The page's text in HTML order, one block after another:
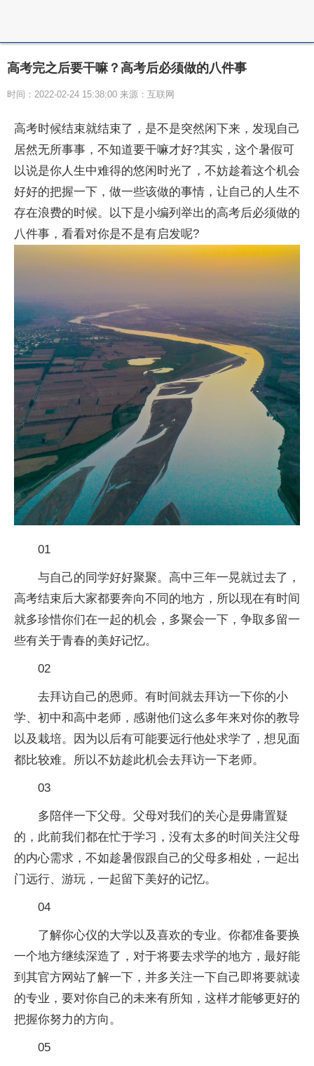
高考完之后要干嘛？高考后必须做的八件事
时间：2022-02-24 15:38:00 来源：互联网
高考时候结束就结束了，是不是突然闲下来，发现自己
居然无所事事，不知道要干嘛才好?其实，这个暑假可
以说是你人生中难得的悠闲时光了，不妨趁着这个机会
好好的把握一下，做一些该做的事情，让自己的人生不
存在浪费的时候。以下是小编列举出的高考后必须做的
八件事，看看对你是不是有启发呢?
01
与自己的同学好好聚聚。高中三年一晃就过去了，
高考结束后大家都要奔向不同的地方，所以现在有时间
就多珍惜你们在一起的机会，多聚会一下，争取多留一
些有关于青春的美好记忆。
02
去拜访自己的恩师。有时间就去拜访一下你的小
学、初中和高中老师，感谢他们这么多年来对你的教导
以及栽培。因为以后有可能要远行他处求学了，想见面
都比较难。所以不妨趁此机会去拜访一下老师。
03
多陪伴一下父母。父母对我们的关心是毋庸置疑
的，此前我们都在忙于学习 ，没有太多的时间关注父母
的内心需求，不如趁暑假跟自己的父母多相处，一起出
门远行、游玩，一起留下美好的记忆。
04
了解你心仪的大学以及喜欢的专业。你都准备要换
一个地方继续深造了，对于将要去求学的地方，最好能
到其官方网站了解一下，并多关注一下自己即将要就读
的专业，要对你自己的未来有所知，这样才能够更好的
把握你努力的方向。
05